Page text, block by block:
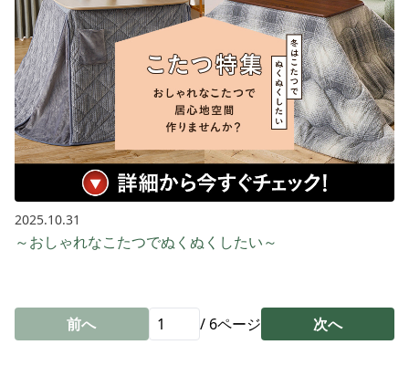
2025.10.31
～おしゃれなこたつでぬくぬくしたい～
前へ / 6ページ 次へ